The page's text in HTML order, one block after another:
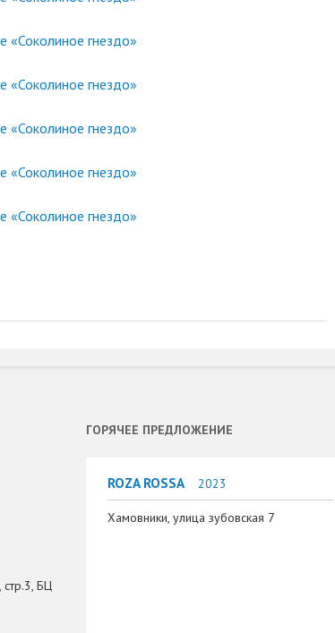
БЦ
ГОРЯЧЕЕ ПРЕДЛОЖЕНИЕ
ROZA ROSSA 2023
Хамовники, улица зубовская 7